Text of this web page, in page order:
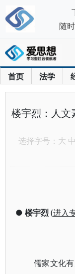
首页 法学
楼宇烈：人
选择字号： 大 中
● 楼宇烈(进入
儒家文化
随